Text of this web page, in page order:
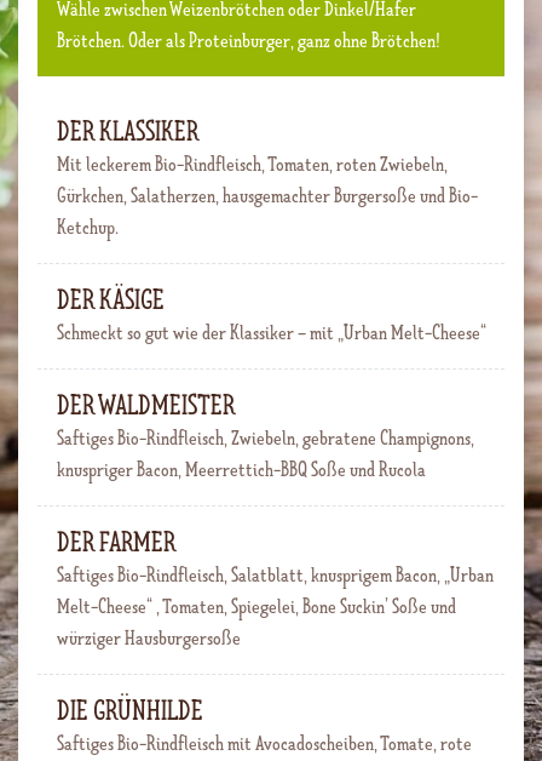
Wähle zwischen Weizenbrötchen oder Dinkel/Hafer
Brötchen. Oder als Proteinburger, ganz ohne Brötchen!
DER KLASSIKER
Mit leckerem Bio-Rindfleisch, Tomaten, roten Zwiebeln,
Gürkchen, Salatherzen, hausgemachter Burgersoße und Bio-
Ketchup.
DER KÄSIGE
Schmeckt so gut wie der Klassiker – mit „Urban Melt-Cheese“
DER WALDMEISTER
Saftiges Bio-Rindfleisch, Zwiebeln, gebratene Champignons,
knuspriger Bacon, Meerrettich-BBQ Soße und Rucola
DER FARMER
Saftiges Bio-Rindfleisch, Salatblatt, knusprigem Bacon, „Urban
Melt-Cheese“ , Tomaten, Spiegelei, Bone Suckin’ Soße und
würziger Hausburgersoße
DIE GRÜNHILDE
Saftiges Bio-Rindfleisch mit Avocadoscheiben, Tomate, rote